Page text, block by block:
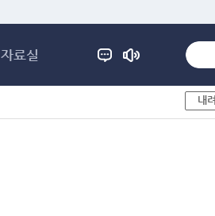
자료실
내